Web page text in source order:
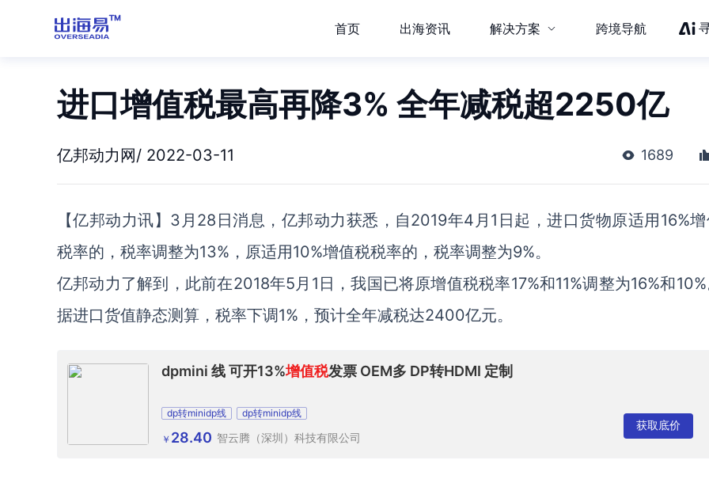
首页 出海资讯 解决方案 跨境导航
进口增值税最高再降3% 全年减税超2250亿
亿邦动力网/ 2022-03-11 1689
【亿邦动力讯】3月28日消息，亿邦动力获悉，自2019年4月1日起，进口货物原适用16%
税率的，税率调整为13%，原适用10%增值税税率的，税率调整为9%。
亿邦动力了解到，此前在2018年5月1日，我国已将原增值税税率17%和11%调整为16%和
据进口货值静态测算，税率下调1%，预计全年减税达2400亿元。
dpmini 线 可开13%增值税发票 OEM多 DP转HDMI 定制
dp转minidp线 dp转minidp线
￥ 28.40 智云腾（深圳）科技有限公司
获取底价